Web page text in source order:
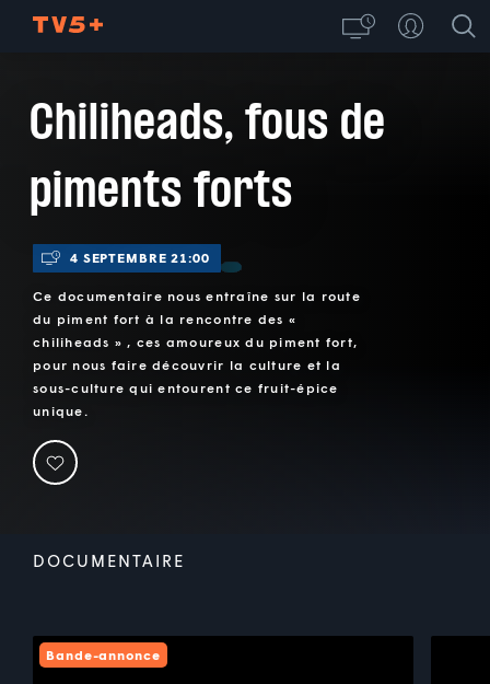
Chiliheads, fous de
piments forts
4 SEPTEMBRE 21:00
Ce documentaire nous entraîne sur la route
du piment fort à la rencontre des «
chiliheads » , ces amoureux du piment fort,
pour nous faire découvrir la culture et la
sous-culture qui entourent ce fruit-épice
unique.
DOCUMENTAIRE
Bande-annonce